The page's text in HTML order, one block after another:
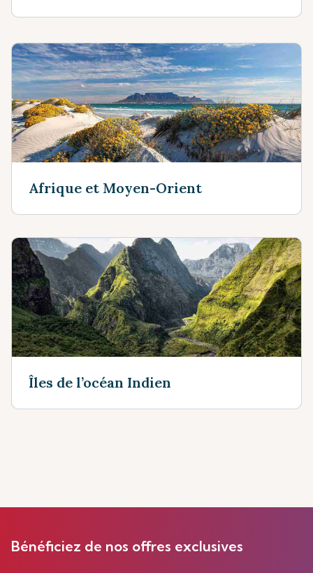
Afrique et Moyen-Orient
Îles de l’océan Indien
Bénéficiez de nos offres exclusives